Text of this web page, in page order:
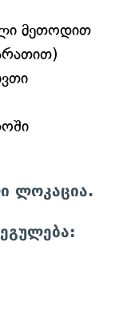
მეთოდით
ლოკაცია.